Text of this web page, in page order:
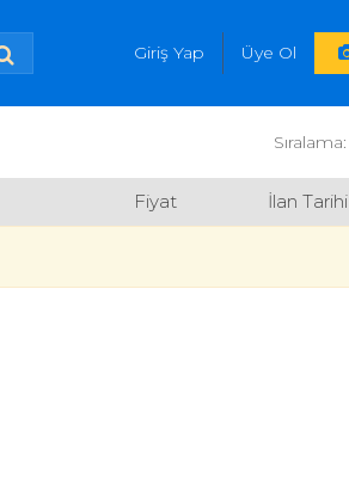
Giriş Yap Üye Ol
Sıralama:
Fiyat İlan Tarihi